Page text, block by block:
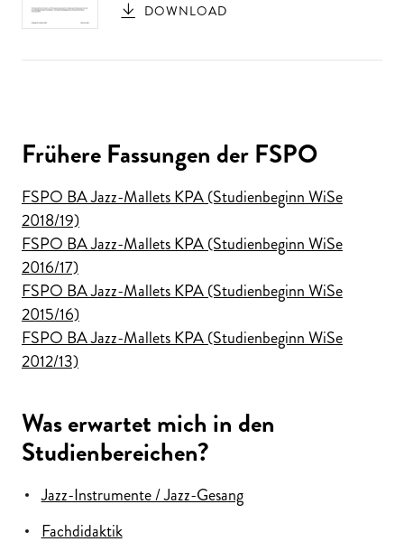
DOWNLOAD
Frühere Fassungen der FSPO
FSPO BA Jazz-Mallets KPA (Studienbeginn WiSe
2018/19)
FSPO BA Jazz-Mallets KPA (Studienbeginn WiSe
2016/17)
FSPO BA Jazz-Mallets KPA (Studienbeginn WiSe
2015/16)
FSPO BA Jazz-Mallets KPA (Studienbeginn WiSe
2012/13)
Was erwartet mich in den
Studienbereichen?
Jazz-Instrumente / Jazz-Gesang
Fachdidaktik